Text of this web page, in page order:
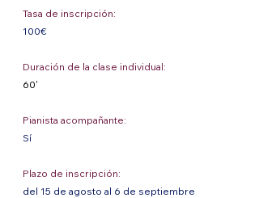
Tasa de inscripción:
100€
Duración de la clase individual:
60'
Pianista acompañante:
Sí
Plazo de inscripción:
del 15 de agosto al 6 de septiembre